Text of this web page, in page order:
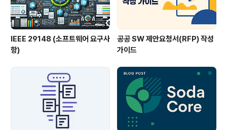
IEEE 29148 (소프트웨어 요구사
항)
공공 SW 제안요청서(RFP) 작성
가이드